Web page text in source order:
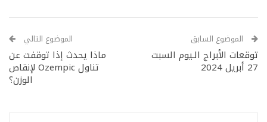
الموضوع السابق
توقعات الأبراج الـيوم السبت
27 أبريل 2024
الموضوع التالي
ماذا يحدث إذا توقفت عن
تناول Ozempic لإنقاص
الوزن؟